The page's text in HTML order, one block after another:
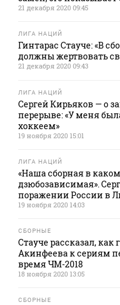
21 декабря 2020 09:45
ЛИГА НАЦИЙ
Гинтарас Стауче: «В
должны жертвовать
21 декабря 2020 09:43
ЛИГА НАЦИЙ
Сергей Кирьяков — о
перерыве: «У меня
хоккеем»
19 ноября 2020 15:01
ЛИГА НАЦИЙ
«Наша сборная в
дзюбозависимая».
поражении России в
19 ноября 2020 14:03
СБОРНЫЕ
Стауче рассказал, как
Акинфеева к сериям
время ЧМ-2018
18 ноября 2020 13:05
СБОРНЫЕ